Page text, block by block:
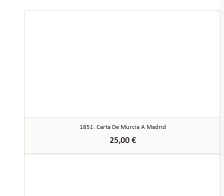
1851. Carta De Murcia A Madrid
25,00 €